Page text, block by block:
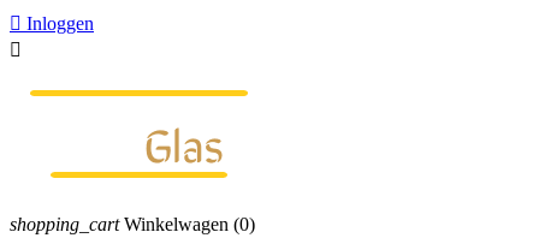
 Inloggen

shopping_cart Winkelwagen (0)